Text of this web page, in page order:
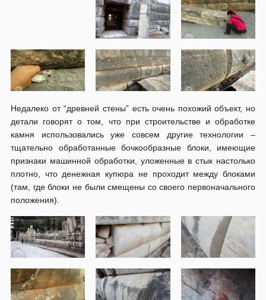
Недалеко от “древней стены” есть очень похожий объект, но
детали говорят о том, что при строительстве и обработке
камня использовались уже совсем другие технологии –
тщательно обработанные бочкообразные блоки, имеющие
признаки машинной обработки, уложенные в стык настолько
плотно, что денежная купюра не проходит между блоками
(там, где блоки не были смещены со своего первоначального
положения).